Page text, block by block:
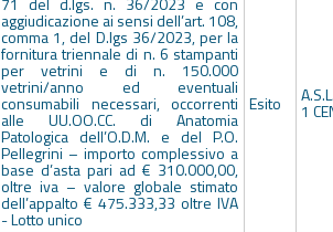
aggiudicazione ai sensi dell’art. 108,
comma 1, del D.lgs 36/2023, per la
fornitura triennale di n. 6 stampanti
per vetrini e di n. 150.000
vetrini/anno ed eventuali
consumabili necessari, occorrenti
alle UU.OO.CC. di Anatomia
Patologica dell’O.D.M. e del P.O.
Pellegrini – importo complessivo a
base d’asta pari ad € 310.000,00,
oltre iva – valore globale stimato
dell’appalto € 475.333,33 oltre IVA
- Lotto unico
Esito 1